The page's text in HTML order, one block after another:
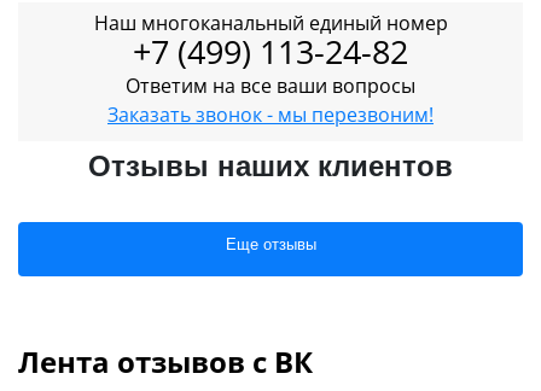
Наш многоканальный единый номер
+7 (499) 113-24-82
Ответим на все ваши вопросы
Заказать звонок - мы перезвоним!
Отзывы наших клиентов
Еще отзывы
Лента отзывов с ВК